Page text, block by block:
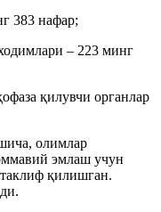
383 нафар;
– 223 минг
қилувчи органлар
олимлар
эмлаш учун
қилишган.